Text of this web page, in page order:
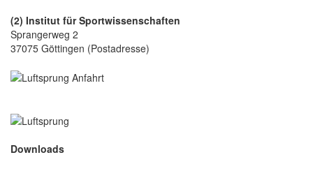
(2) Institut für Sportwissenschaften
Sprangerweg 2
37075 Göttingen (Postadresse)
Downloads